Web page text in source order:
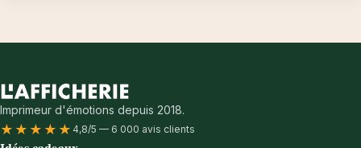
Imprimeur d'émotions depuis 2018.
★★★★★ 4,8/5 — 6 000 avis clients